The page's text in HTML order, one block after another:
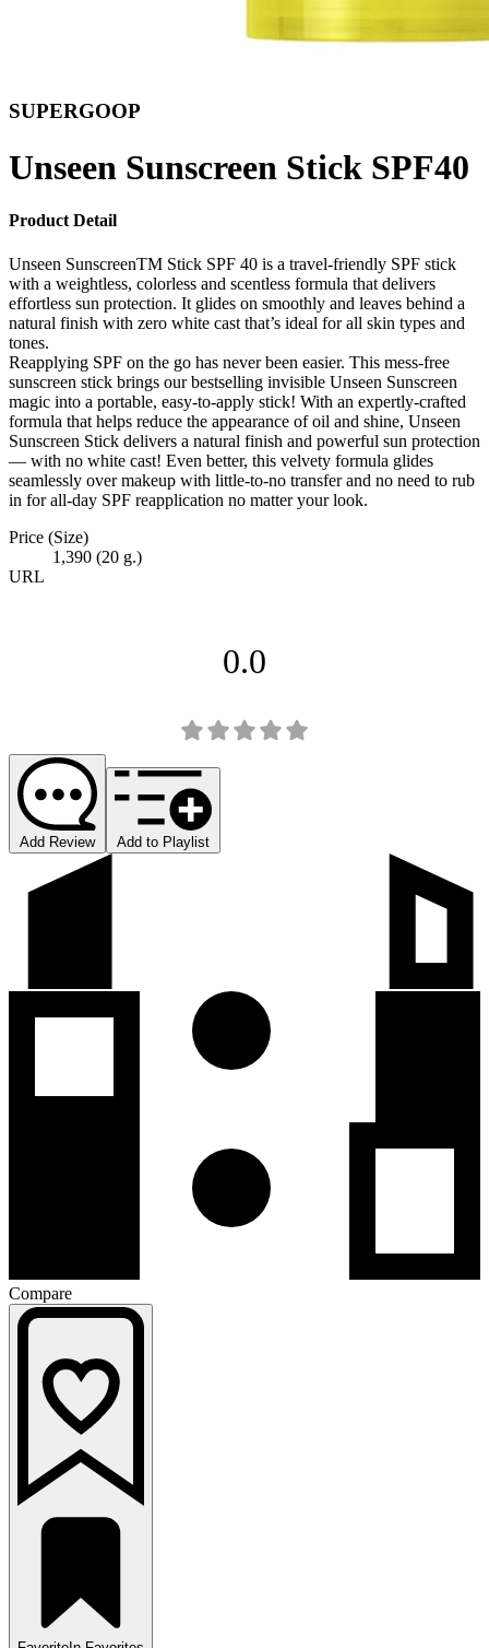
SUPERGOOP
Unseen Sunscreen Stick SPF40
Product Detail
Unseen SunscreenTM Stick SPF 40 is a travel-friendly SPF stick
with a weightless, colorless and scentless formula that delivers
effortless sun protection. It glides on smoothly and leaves behind a
natural finish with zero white cast that’s ideal for all skin types and
tones.
Reapplying SPF on the go has never been easier. This mess-free
sunscreen stick brings our bestselling invisible Unseen Sunscreen
magic into a portable, easy-to-apply stick! With an expertly-crafted
formula that helps reduce the appearance of oil and shine, Unseen
Sunscreen Stick delivers a natural finish and powerful sun protection
— with no white cast! Even better, this velvety formula glides
seamlessly over makeup with little-to-no transfer and no need to rub
in for all-day SPF reapplication no matter your look.
Price (Size)
1,390 (20 g.)
URL
0.0
Add Review Add to Playlist
Compare